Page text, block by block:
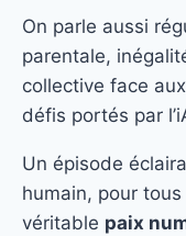
On parle aussi
parentale,
collective face
défis portés par
Un épisode
humain, pour
véritable paix